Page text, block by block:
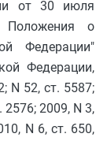
от 30 июля
о
Федерации"
Федерации,
N 52, ст. 5587;
2576; 2009, N 3,
N 6, ст. 650,